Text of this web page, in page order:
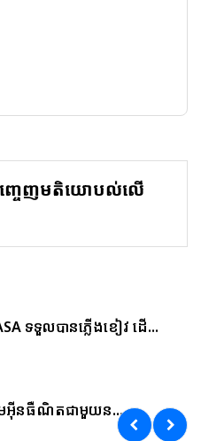
ញ្ចេញមតិយោបល់លើ
ទទួលបានភ្លើងខៀវ ដើ...
ាមអ៊ីនធឺណិតជាមួយន...